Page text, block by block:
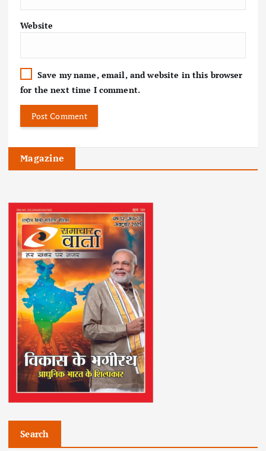
Website
Save my name, email, and website in this browser
for the next time I comment.
Magazine
Search